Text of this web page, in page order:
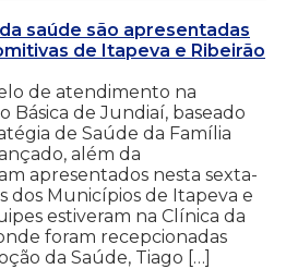
saúde são apresentadas
de Itapeva e Ribeirão
de atendimento na
Básica de Jundiaí, baseado
de Saúde da Família
além da
apresentados nesta sexta-
dos Municípios de Itapeva e
estiveram na Clínica da
foram recepcionadas
da Saúde, Tiago […]